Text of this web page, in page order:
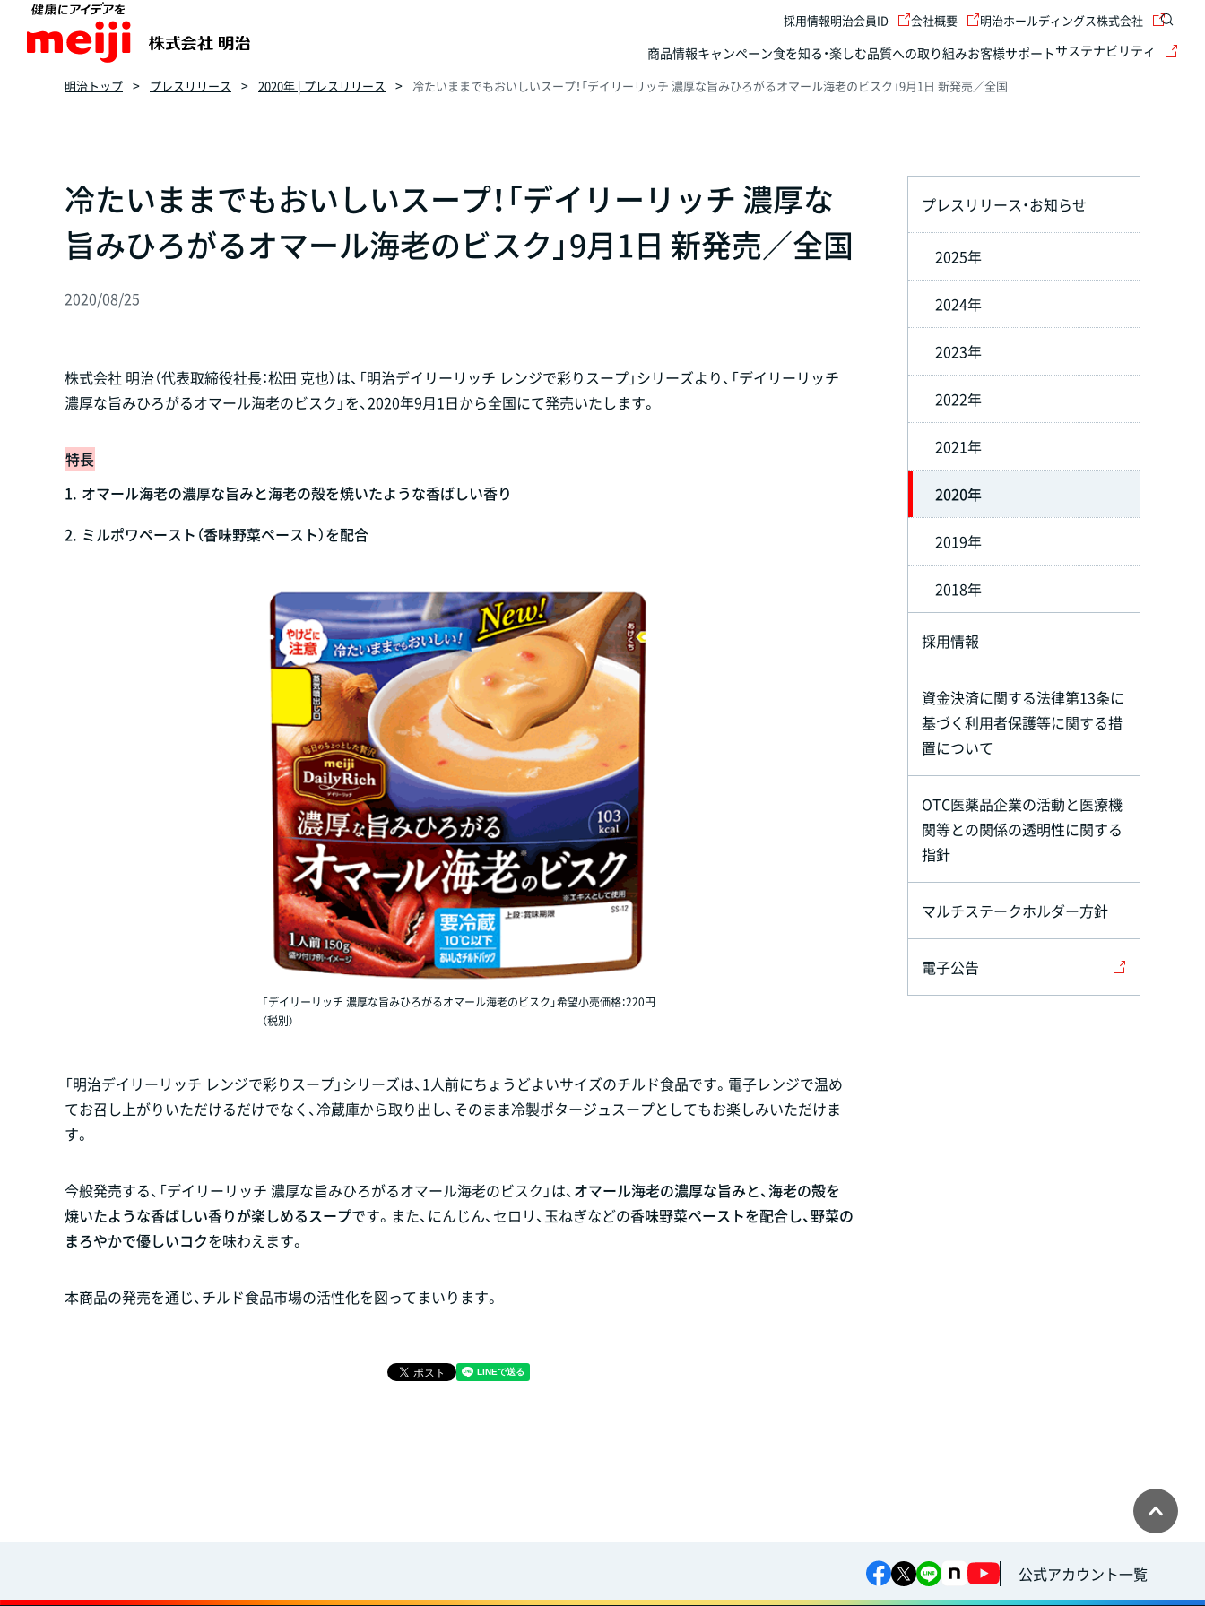
商品情報キャンペーン食を知る・楽しむ品質への取り組みお客様サポートサステナビリティ
採用情報明治会員ID 会社概要 明治ホールディングス株式会社
明治トップ プレスリリース 2020年 | プレスリリース 冷たいままでもおいしいスープ！「デイリーリッチ 濃厚な旨みひろがるオマール海老のビスク」9月1日 新発売／全国
冷たいままでもおいしいスープ！「デイリーリッチ 濃厚な
旨みひろがるオマール海老のビスク」9月1日 新発売／全国
2020/08/25
株式会社 明治（代表取締役社長：松田 克也）は、「明治デイリーリッチ レンジで彩りスープ」シリーズより、「デイリーリッチ
濃厚な旨みひろがるオマール海老のビスク」を、2020年9月1日から全国にて発売いたします。
特長
1. オマール海老の濃厚な旨みと海老の殻を焼いたような香ばしい香り
2. ミルポワペースト（香味野菜ペースト）を配合
「デイリーリッチ 濃厚な旨みひろがるオマール海老のビスク」希望小売価格：220円
（税別）
「明治デイリーリッチ レンジで彩りスープ」シリーズは、1人前にちょうどよいサイズのチルド食品です。電子レンジで温め
てお召し上がりいただけるだけでなく、冷蔵庫から取り出し、そのまま冷製ポタージュスープとしてもお楽しみいただけま
す。
今般発売する、「デイリーリッチ 濃厚な旨みひろがるオマール海老のビスク」は、 オマール海老の濃厚な旨みと、海老の殻を
焼いたような香ばしい香りが楽しめるスープです。また、にんじん、セロリ、玉ねぎなどの香味野菜ペーストを配合し、野菜の
まろやかで優しいコクを味わえます。
本商品の発売を通じ、チルド食品市場の活性化を図ってまいります。
プレスリリース・お知らせ
2025年
2024年
2023年
2022年
2021年
2020年
2019年
2018年
採用情報
資金決済に関する法律第13条に
基づく利用者保護等に関する措
置について
OTC医薬品企業の活動と医療機
関等との関係の透明性に関する
指針
マルチステークホルダー方針
電子公告
公式アカウント一覧